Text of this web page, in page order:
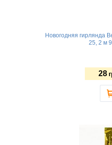
Новогодняя гирлянда
25, 2 м
28